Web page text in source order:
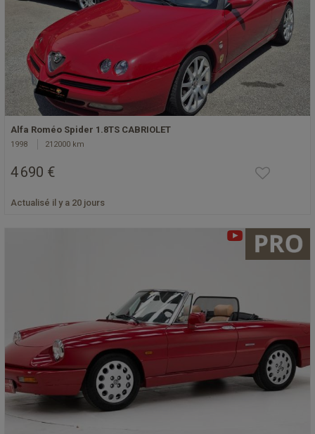
Alfa Roméo Spider 1.8TS CABRIOLET
1998 212000 km
4 690 €
Actualisé il y a 20 jours